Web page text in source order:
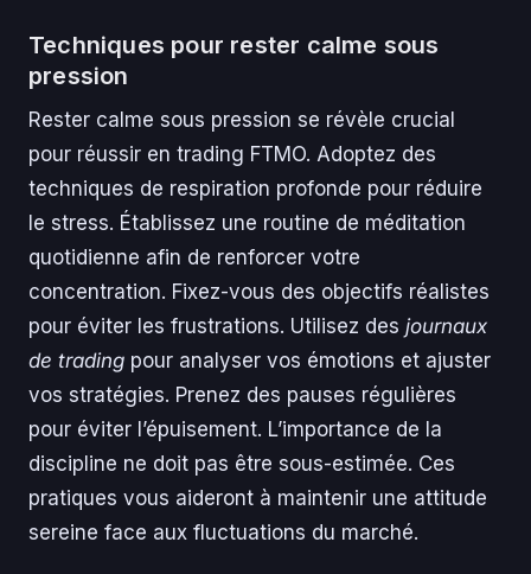
Techniques pour rester calme sous
pression
Rester calme sous pression se révèle crucial
pour réussir en trading FTMO. Adoptez des
techniques de respiration profonde pour réduire
le stress. Établissez une routine de méditation
quotidienne afin de renforcer votre
concentration. Fixez-vous des objectifs réalistes
pour éviter les frustrations. Utilisez des journaux
de trading pour analyser vos émotions et ajuster
vos stratégies. Prenez des pauses régulières
pour éviter l’épuisement. L’importance de la
discipline ne doit pas être sous-estimée. Ces
pratiques vous aideront à maintenir une attitude
sereine face aux fluctuations du marché.